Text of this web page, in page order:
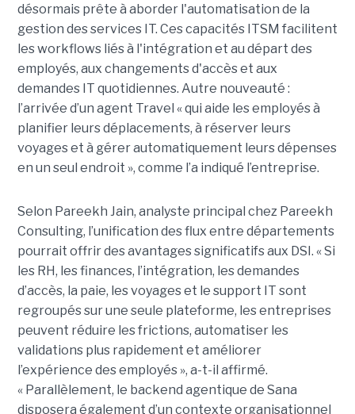
désormais prête à aborder l'automatisation de la
gestion des services IT. Ces capacités ITSM facilitent
les workflows liés à l'intégration et au départ des
employés, aux changements d'accès et aux
demandes IT quotidiennes. Autre nouveauté :
l’arrivée d’un agent Travel « qui aide les employés à
planifier leurs déplacements, à réserver leurs
voyages et à gérer automatiquement leurs dépenses
en un seul endroit », comme l’a indiqué l’entreprise.
Selon Pareekh Jain, analyste principal chez Pareekh
Consulting, l’unification des flux entre départements
pourrait offrir des avantages significatifs aux DSI. « Si
les RH, les finances, l’intégration, les demandes
d’accès, la paie, les voyages et le support IT sont
regroupés sur une seule plateforme, les entreprises
peuvent réduire les frictions, automatiser les
validations plus rapidement et améliorer
l’expérience des employés », a-t-il affirmé.
« Parallèlement, le backend agentique de Sana
disposera également d’un contexte organisationnel